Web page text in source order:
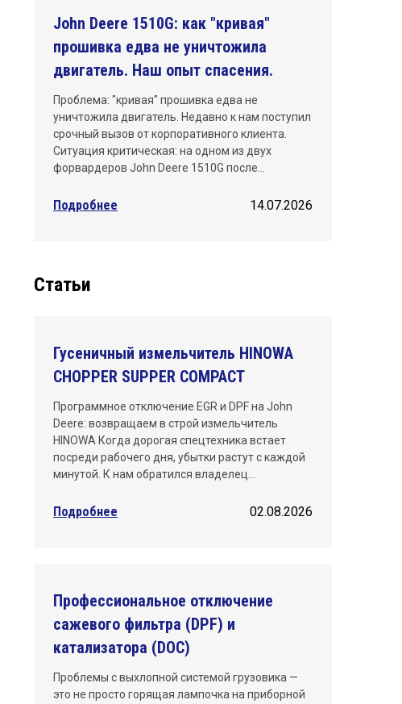
John Deere 1510G: как "кривая"
прошивка едва не уничтожила
двигатель. Наш опыт спасения.
Проблема: "кривая" прошивка едва не
уничтожила двигатель. Недавно к нам поступил
срочный вызов от корпоративного клиента.
Ситуация критическая: на одном из двух
форвардеров John Deere 1510G после…
Подробнее 14.07.2026
Статьи
Гусеничный измельчитель HINOWA
CHOPPER SUPPER COMPACT
Программное отключение EGR и DPF на John
Deere: возвращаем в строй измельчитель
HINOWA Когда дорогая спецтехника встает
посреди рабочего дня, убытки растут с каждой
минутой. К нам обратился владелец…
02.08.2026
Подробнее
Профессиональное отключение
сажевого фильтра (DPF) и
катализатора (DOC)
Проблемы с выхлопной системой грузовика —
это не просто горящая лампочка на приборной